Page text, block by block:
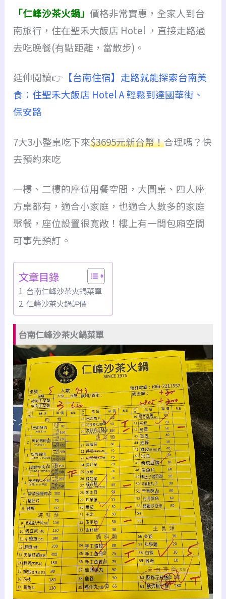
「仁峰沙茶火鍋」價格非常實惠，全家人到台
南旅行，住在聖禾大飯店 Hotel ，直接走路過
去吃晚餐(有點距離，當散步)。
延伸閱讀👉 【台南住宿】走路就能探索台南美
食：住聖禾大飯店 Hotel A 輕鬆到達國華街、
保安路
7大3小整桌吃下來$3695元新台幣！合理嗎？快
去預約來吃
一樓、二樓的座位用餐空間，大圓桌、四人座
方桌都有，適合小家庭，也適合人數多的家庭
聚餐，座位設置很寛敞！樓上有一間包廂空間
可事先預訂。
文章目錄
台南仁峰沙茶火鍋菜單
仁峰沙茶火鍋評價
台南仁峰沙茶火鍋菜單